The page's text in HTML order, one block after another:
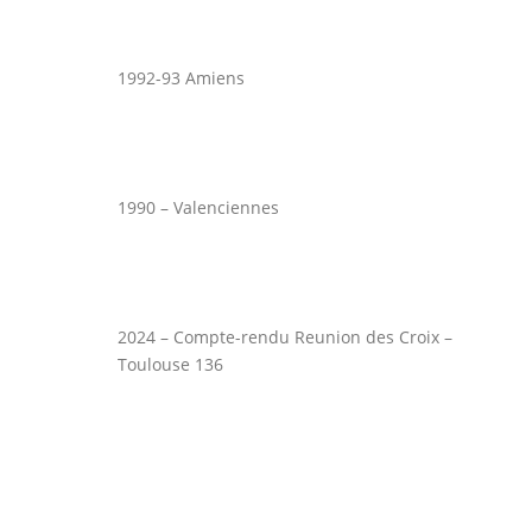
1992-93 Amiens
1990 – Valenciennes
2024 – Compte-rendu Reunion des Croix –
Toulouse 136